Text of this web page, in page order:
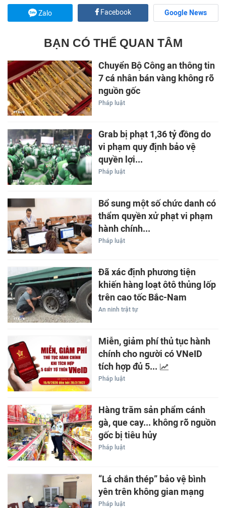
Zalo Facebook Google News
BẠN CÓ THỂ QUAN TÂM
Chuyển Bộ Công an thông tin
7 cá nhân bán vàng không rõ
nguồn gốc
Pháp luật
Grab bị phạt 1,36 tỷ đồng do
vi phạm quy định bảo vệ
quyền lợi...
Pháp luật
Bổ sung một số chức danh có
thẩm quyền xử phạt vi phạm
hành chính...
Pháp luật
Đã xác định phương tiện
khiến hàng loạt ôtô thủng lốp
trên cao tốc Bắc-Nam
An ninh trật tự
Miễn, giảm phí thủ tục hành
chính cho người có VNeID
tích hợp đủ 5...
Pháp luật
Hàng trăm sản phẩm cánh
gà, que cay... không rõ nguồn
gốc bị tiêu hủy
Pháp luật
“Lá chắn thép” bảo vệ bình
yên trên không gian mạng
Pháp luật